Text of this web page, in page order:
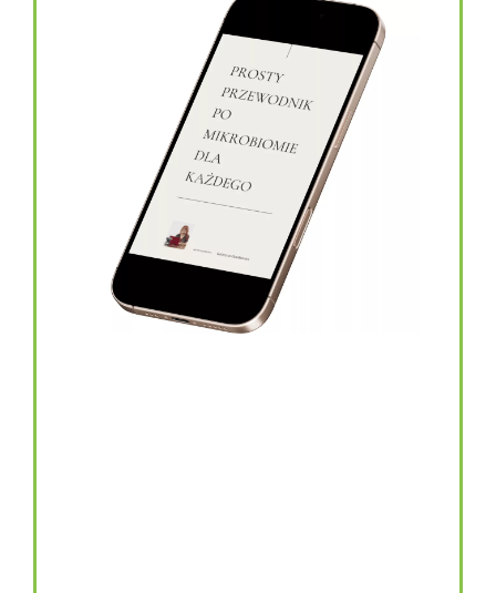
topinambur w kapsułkach